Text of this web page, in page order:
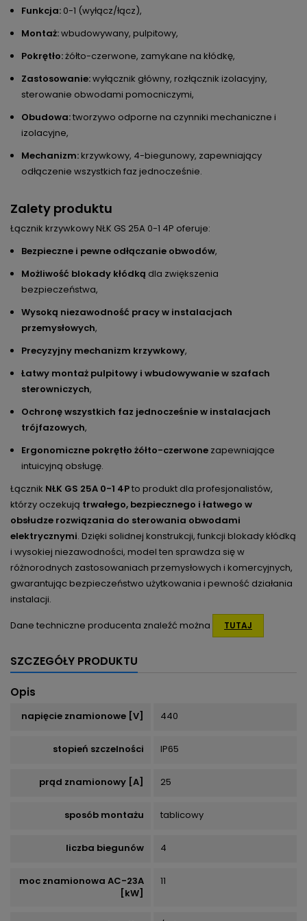
Funkcja: 0-1 (wyłącz/łącz),
Montaż:wbudowywany, pulpitowy,
Pokrętło:żółto-czerwone, zamykane na kłódkę,
Zastosowanie:wyłącznik główny, rozłącznik izolacyjny,
sterowanie obwodami pomocniczymi,
Obudowa:tworzywo odporne na czynniki mechaniczne i
izolacyjne,
Mechanizm:krzywkowy, 4-biegunowy, zapewniający
odłączenie wszystkich faz jednocześnie.
Zalety produktu
Łącznik krzywkowy NŁK GS 25A 0-1 4P oferuje:
Bezpieczne i pewne odłączanie obwodów,
Możliwość blokady kłódką dla zwiększenia
bezpieczeństwa,
Wysoką niezawodność pracy w instalacjach
przemysłowych,
Precyzyjny mechanizm krzywkowy,
Łatwy montaż pulpitowy i wbudowywanie w szafach
sterowniczych,
Ochronę wszystkich faz jednocześnie w instalacjach
trójfazowych,
Ergonomiczne pokrętło żółto-czerwone zapewniające
intuicyjną obsługę.
Łącznik NŁK GS 25A 0-1 4Pto produkt dla profesjonalistów,
którzy oczekują trwałego, bezpiecznego i łatwego w
obsłudze rozwiązania do sterowania obwodami
elektrycznymi. Dzięki solidnej konstrukcji, funkcji blokady kłódką
i wysokiej niezawodności, model ten sprawdza się w
różnorodnych zastosowaniach przemysłowych i komercyjnych,
gwarantując bezpieczeństwo użytkowania i pewność działania
instalacji.
Dane techniczne producenta znaleźć można
TUTAJ
SZCZEGÓŁY PRODUKTU
Opis
napięcie znamionowe [V] 440
stopień szczelności IP65
prąd znamionowy [A] 25
sposób montażu tablicowy
liczba biegunów 4
moc znamionowa AC-23A
[kW]
11